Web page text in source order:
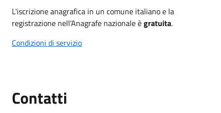
L'iscrizione anagrafica in un comune italiano e la
registrazione nell'Anagrafe nazionale ègratuita.
Condizioni di servizio
Contatti